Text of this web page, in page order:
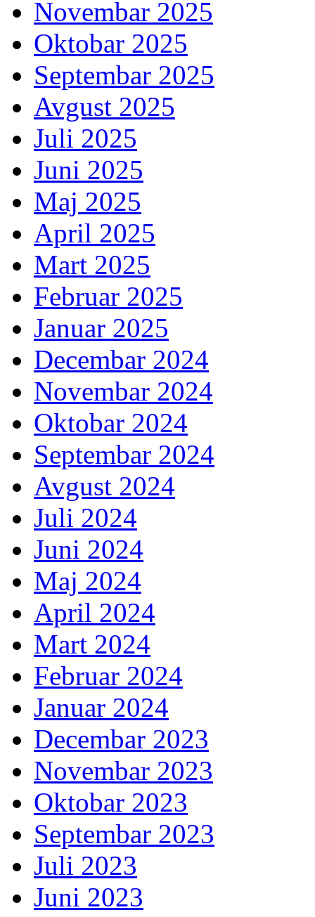
Novembar 2025
Oktobar 2025
Septembar 2025
Avgust 2025
Juli 2025
Juni 2025
Maj 2025
April 2025
Mart 2025
Februar 2025
Januar 2025
Decembar 2024
Novembar 2024
Oktobar 2024
Septembar 2024
Avgust 2024
Juli 2024
Juni 2024
Maj 2024
April 2024
Mart 2024
Februar 2024
Januar 2024
Decembar 2023
Novembar 2023
Oktobar 2023
Septembar 2023
Juli 2023
Juni 2023